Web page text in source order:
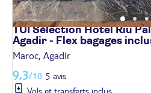
TUI Sélection Hôtel Riu
Agadir - Flex bagages
Maroc, Agadir
9,3/10 5 avis